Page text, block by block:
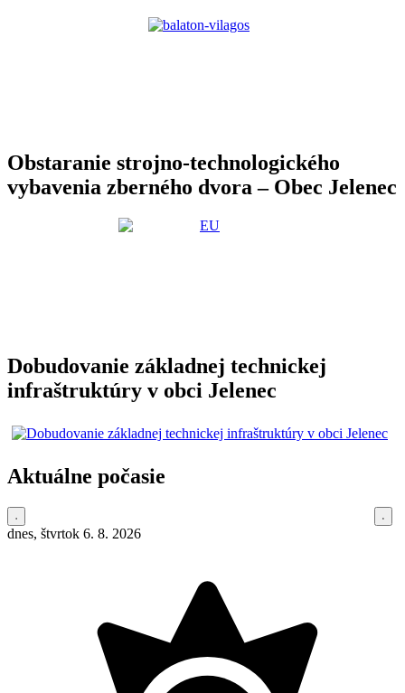
Obstaranie strojno-technologického
vybavenia zberného dvora – Obec Jelenec
Dobudovanie základnej technickej
infraštruktúry v obci Jelenec
Aktuálne počasie
dnes, štvrtok 6. 8. 2026